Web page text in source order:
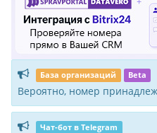
База организаций Beta
Вероятно, номер
Чат-бот в Telegram